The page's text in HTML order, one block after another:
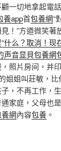
一切地拿起電
養app首包養網“
！”方遒微笑著
什么？取消！现
声音显貝包養網
照片房间，并
姐姐叫莊敏，
，不再工作，
家庭，父母也
網內容包養 。